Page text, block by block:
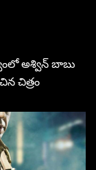
అశ్విన్ బాబు
చిత్రం